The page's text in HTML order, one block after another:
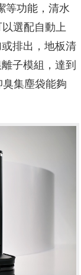
等功能，清水
選配自動上
排出，地板清
子模組，達到
集塵袋能夠